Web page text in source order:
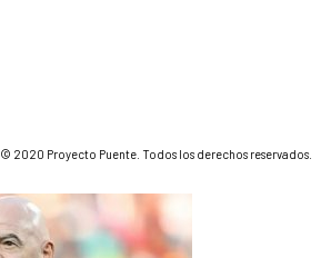
© 2020 Proyecto Puente. Todos los derechos reservados.